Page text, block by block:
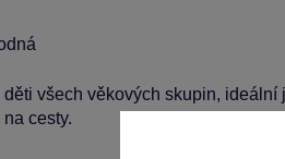
všech věkových skupin,
cesty.